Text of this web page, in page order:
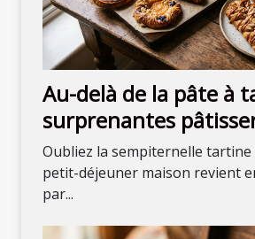
Au-delà de la pâte à
surprenantes
maison pour débuter
Oubliez la sempiternelle
petit-déjeuner maison revient
par...